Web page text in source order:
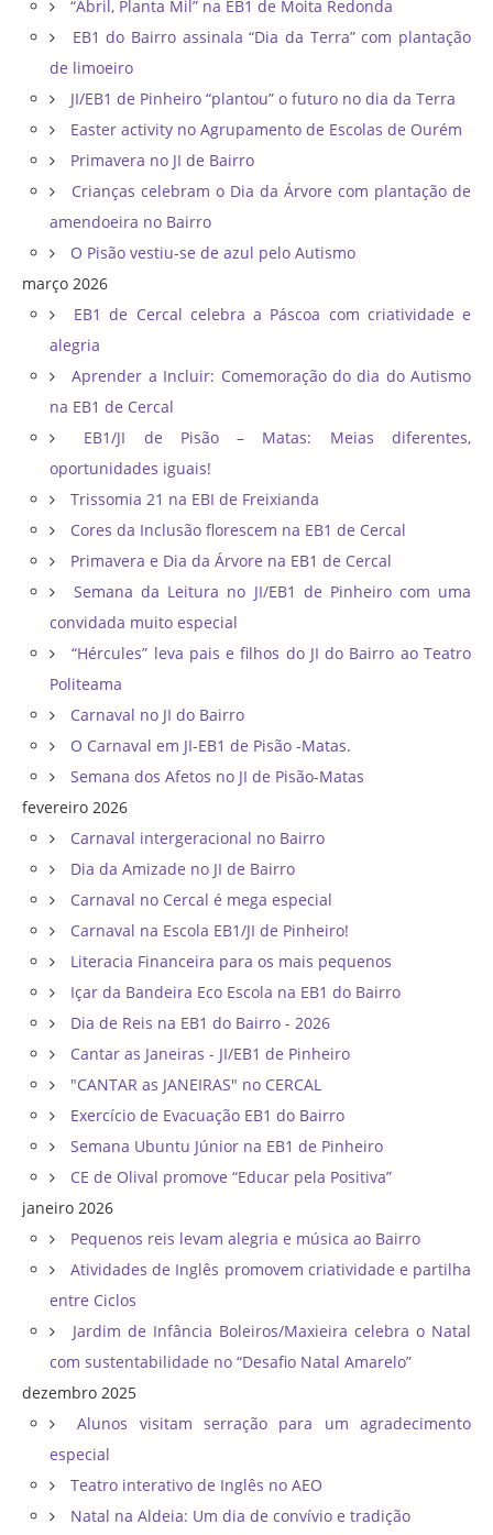
“Abril, Planta Mil” na EB1 de Moita Redonda
EB1 do Bairro assinala “Dia da Terra” com plantação
de limoeiro
JI/EB1 de Pinheiro “plantou” o futuro no dia da Terra
Easter activity no Agrupamento de Escolas de Ourém
Primavera no JI de Bairro
Crianças celebram o Dia da Árvore com plantação de
amendoeira no Bairro
O Pisão vestiu-se de azul pelo Autismo
março 2026
EB1 de Cercal celebra a Páscoa com criatividade e
alegria
Aprender a Incluir: Comemoração do dia do Autismo
na EB1 de Cercal
EB1/JI de Pisão – Matas: Meias diferentes,
oportunidades iguais!
Trissomia 21 na EBI de Freixianda
Cores da Inclusão florescem na EB1 de Cercal
Primavera e Dia da Árvore na EB1 de Cercal
Semana da Leitura no JI/EB1 de Pinheiro com uma
convidada muito especial
“Hércules” leva pais e filhos do JI do Bairro ao Teatro
Politeama
Carnaval no JI do Bairro
O Carnaval em JI-EB1 de Pisão -Matas.
Semana dos Afetos no JI de Pisão-Matas
fevereiro 2026
Carnaval intergeracional no Bairro
Dia da Amizade no JI de Bairro
Carnaval no Cercal é mega especial
Carnaval na Escola EB1/JI de Pinheiro!
Literacia Financeira para os mais pequenos
Içar da Bandeira Eco Escola na EB1 do Bairro
Dia de Reis na EB1 do Bairro - 2026
Cantar as Janeiras - JI/EB1 de Pinheiro
"CANTAR as JANEIRAS" no CERCAL
Exercício de Evacuação EB1 do Bairro
Semana Ubuntu Júnior na EB1 de Pinheiro
CE de Olival promove “Educar pela Positiva”
janeiro 2026
Pequenos reis levam alegria e música ao Bairro
Atividades de Inglês promovem criatividade e partilha
entre Ciclos
Jardim de Infância Boleiros/Maxieira celebra o Natal
com sustentabilidade no “Desafio Natal Amarelo”
dezembro 2025
Alunos visitam serração para um agradecimento
especial
Teatro interativo de Inglês no AEO
Natal na Aldeia: Um dia de convívio e tradição